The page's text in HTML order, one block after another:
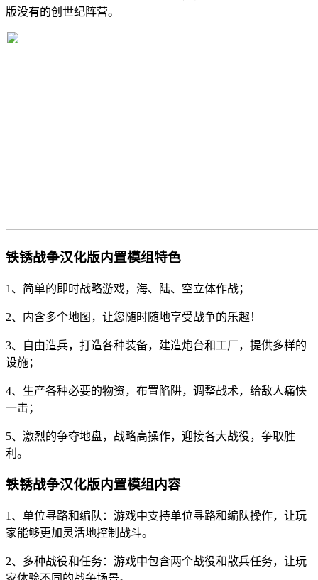
版没有的创世纪阵营。
铁锈战争汉化版内置模组特色
1、简单的即时战略游戏，海、陆、空立体作战；
2、内含多个地图，让您随时随地享受战争的乐趣！
3、自由造兵，打造各种装备，建造炮台和工厂，提供多样的
设施；
4、生产各种必要的物资，布置陷阱，调整战术，给敌人痛快
一击；
5、激烈的争夺地盘，战略高操作，迎接各大战役，争取胜
利。
铁锈战争汉化版内置模组内容
1、单位寻路和编队：游戏中支持单位寻路和编队操作，让玩
家能够更加灵活地控制战斗。
2、多种战役和任务：游戏中包含两个战役和散兵任务，让玩